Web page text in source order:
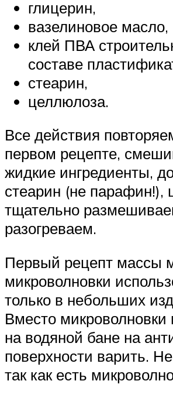
глицерин,
вазелиновое масло,
клей ПВА
составе
стеарин,
целлюлоза.
Все действия
первом рецепте,
жидкие ингредиенты,
стеарин (не парафин!),
тщательно
разогреваем.
Первый рецепт массы
микроволновки
только в небольших
Вместо микроволновки
на водяной бане на
поверхности варить.
так как есть